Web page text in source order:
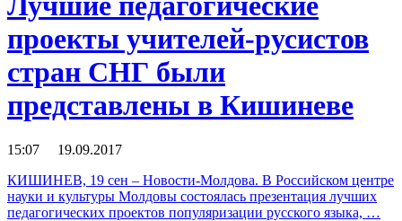
проекты учителей-русистов
стран СНГ были
представлены в Кишиневе
15:07 19.09.2017
КИШИНЕВ, 19 сен – Новости-Молдова. В Российском центре
науки и культуры Молдовы состоялась презентация лучших
педагогических проектов популяризации русского языка, …